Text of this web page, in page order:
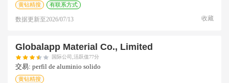
黄钻精搜 有联系方式
数据更新至2026/07/13 收藏
Globalapp Material Co., Limited
国际公司,活跃值77分
交易: perfil de aluminio solido
黄钻精搜